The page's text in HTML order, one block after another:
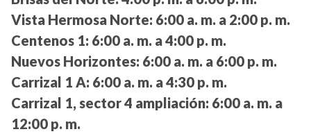
Vista Hermosa Norte: 6:00 a. m. a 2:00 p. m.
Centenos 1: 6:00 a. m. a 4:00 p. m.
Nuevos Horizontes: 6:00 a. m. a 6:00 p. m.
Carrizal 1 A: 6:00 a. m. a 4:30 p. m.
Carrizal 1, sector 4 ampliación: 6:00 a. m. a
12:00 p. m.